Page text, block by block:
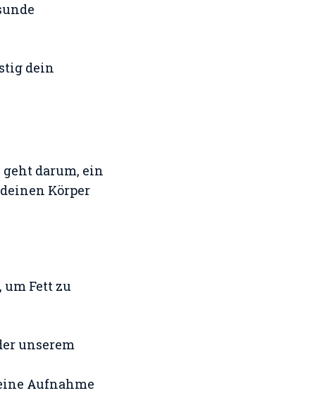
dein
darum, ein
Körper
Fett zu
unserem
Aufnahme